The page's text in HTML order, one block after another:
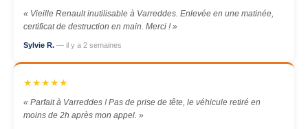
« Vieille Renault inutilisable à Varreddes. Enlevée en une matinée,
certificat de destruction en main. Merci ! »
Sylvie R. — il y a 2 semaines
★★★★★
« Parfait à Varreddes ! Pas de prise de tête, le véhicule retiré en
moins de 2h après mon appel. »